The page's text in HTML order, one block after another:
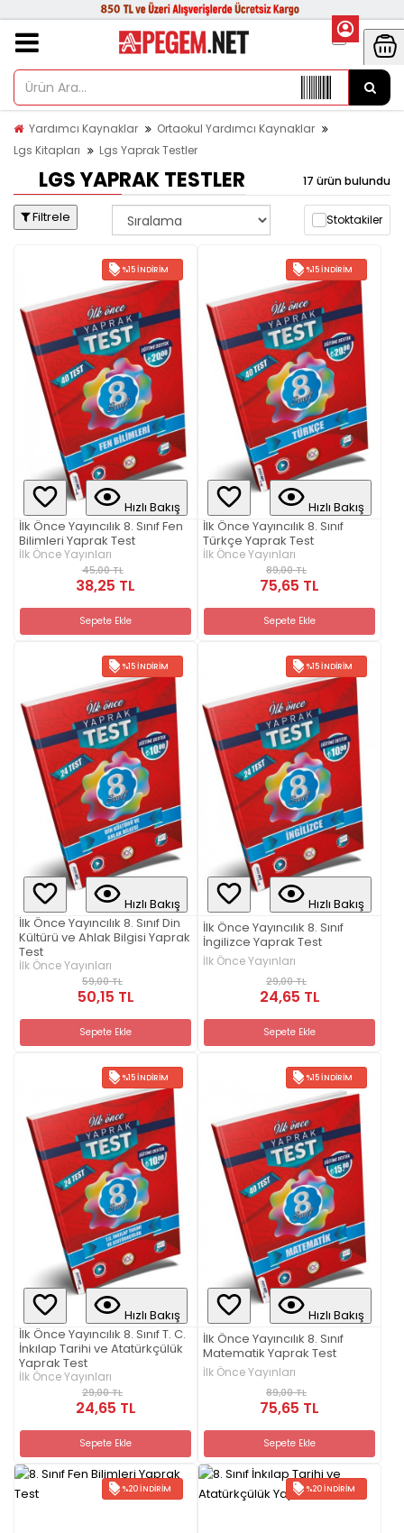
Yardımcı Kaynaklar
Ortaokul Yardımcı Kaynaklar
Lgs Kitapları
Lgs Yaprak Testler
LGS YAPRAK TESTLER 17 ürün bulundu
Filtrele Stoktakiler
%15 İNDIRIM
Hızlı Bakış
İlk Önce Yayıncılık 8. Sınıf Fen
Bilimleri Yaprak Test
İlk Önce Yayınları
45,00 TL
38,25 TL
Sepete Ekle
%15 İNDIRIM
Hızlı Bakış
İlk Önce Yayıncılık 8. Sınıf
Türkçe Yaprak Test
İlk Önce Yayınları
89,00 TL
75,65 TL
Sepete Ekle
%15 İNDIRIM
Hızlı Bakış
İlk Önce Yayıncılık 8. Sınıf Din
Kültürü ve Ahlak Bilgisi Yaprak
Test
İlk Önce Yayınları
59,00 TL
50,15 TL
Sepete Ekle
%15 İNDIRIM
Hızlı Bakış
İlk Önce Yayıncılık 8. Sınıf
İngilizce Yaprak Test
İlk Önce Yayınları
29,00 TL
24,65 TL
Sepete Ekle
%15 İNDIRIM
Hızlı Bakış
İlk Önce Yayıncılık 8. Sınıf T. C.
İnkılap Tarihi ve Atatürkçülük
Yaprak Test
İlk Önce Yayınları
29,00 TL
24,65 TL
Sepete Ekle
%15 İNDIRIM
Hızlı Bakış
İlk Önce Yayıncılık 8. Sınıf
Matematik Yaprak Test
İlk Önce Yayınları
89,00 TL
75,65 TL
Sepete Ekle
%20 İNDIRIM %20 İNDIRIM